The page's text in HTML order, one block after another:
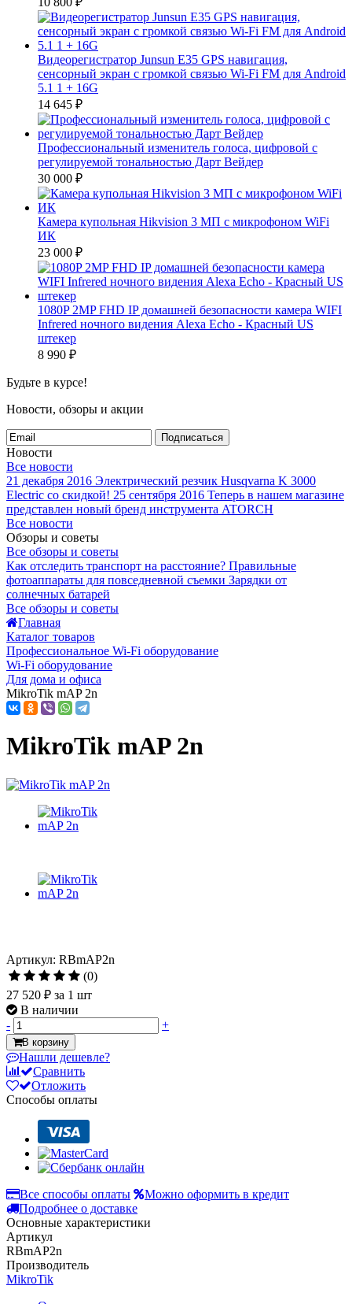
Видеорегистратор Junsun E35 GPS навигация,
сенсорный экран с громкой связью Wi-Fi FM для Android
5.1 1 + 16G
14 645 ₽
Профессиональный изменитель голоса, цифровой с
регулируемой тональностью Дарт Вейдер
30 000 ₽
Камера купольная Hikvision 3 МП с микрофоном WiFi
ИК
23 000 ₽
1080P 2MP FHD IP домашней безопасности камера WIFI
Infrered ночного видения Alexa Echo - Красный US
штекер
8 990 ₽
Будьте в курсе!
Новости, обзоры и акции
Подписаться
Новости
Все новости
21 декабря 2016 Электрический резчик Husqvarna K 3000
Electric со скидкой! 25 сентября 2016 Теперь в нашем магазине
представлен новый бренд инструмента ATORCH
Все новости
Обзоры и советы
Все обзоры и советы
Как отследить транспорт на расстояние? Правильные
фотоаппараты для повседневной съемки Зарядки от
солнечных батарей
Все обзоры и советы
Главная
Каталог товаров
Профессиональное Wi-Fi оборудование
Wi-Fi оборудование
Для дома и офиса
MikroTik mAP 2n
MikroTik mAP 2n
Артикул: RBmAP2n
(0)
27 520 ₽ за 1 шт
В наличии
-
+
В корзину
Нашли дешевле?
Сравнить
Отложить
Способы оплаты
Все способы оплаты
Можно оформить в кредит
Подробнее о доставке
Основные характеристики
Артикул
RBmAP2n
Производитель
MikroTik